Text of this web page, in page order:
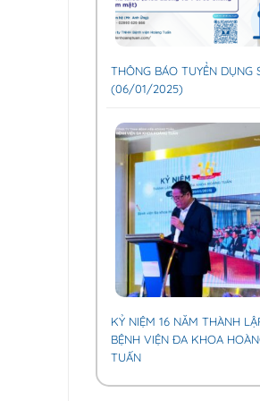
THÔNG BÁO TUYỂN DỤNG
(06/01/2025)
KỶ NIỆM 16 NĂM THÀNH
BỆNH VIỆN ĐA KHOA
TUẤN